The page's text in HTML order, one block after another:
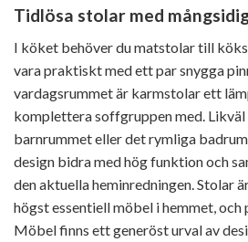
Tidlösa stolar med
I köket behöver du matstolar till
vara praktiskt med ett par snygga
vardagsrummet är karmstolar ett
komplettera soffgruppen med. Likväl
barnrummet eller det rymliga
design bidra med hög funktion och
den aktuella heminredningen. Stolar
högst essentiell möbel i hemmet,
Möbel finns ett generöst urval av